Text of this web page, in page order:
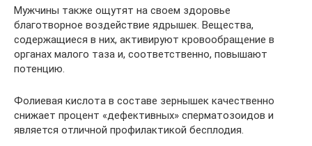
Мужчины также ощутят на своем здоровье
благотворное воздействие ядрышек. Вещества,
содержащиеся в них, активируют кровообращение в
органах малого таза и, соответственно, повышают
потенцию.
Фолиевая кислота в составе зернышек качественно
снижает процент «дефективных» сперматозоидов и
является отличной профилактикой бесплодия.